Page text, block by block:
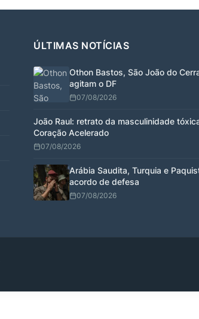
ÚLTIMAS NOTÍCIAS
Othon Bastos, São João do
agitam o DF
07/08/2026
João Raul: retrato da masculinidade
Coração Acelerado
07/08/2026
Arábia Saudita, Turquia e
acordo de defesa
07/08/2026